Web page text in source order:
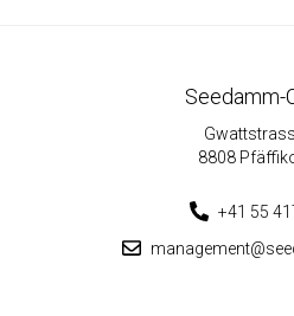
Seedamm-
8808
+41 55